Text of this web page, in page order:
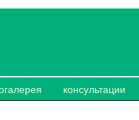
консультации